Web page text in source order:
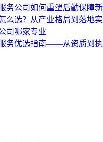
务公司如何重塑后勤保障
么选？从产业格局到落地
司哪家专业
务优选指南——从资质到